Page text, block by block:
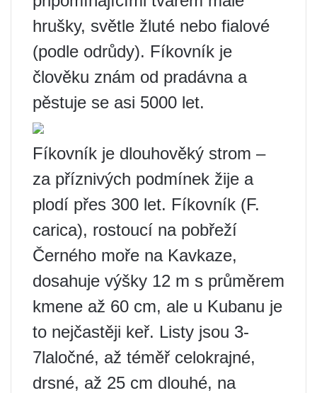
hrušky, světle žluté nebo fialové
(podle odrůdy). Fíkovník je
člověku znám od pradávna a
pěstuje se asi 5000 let.
Fíkovník je dlouhověký strom –
za příznivých podmínek žije a
plodí přes 300 let. Fíkovník (F.
carica), rostoucí na pobřeží
Černého moře na Kavkaze,
dosahuje výšky 12 m s průměrem
kmene až 60 cm, ale u Kubanu je
to nejčastěji keř. Listy jsou 3-
7laločné, až téměř celokrajné,
drsné, až 25 cm dlouhé, na